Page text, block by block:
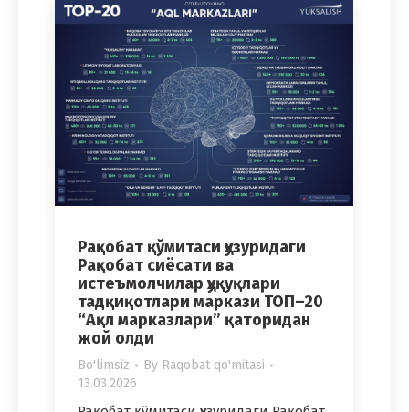
Рақобат қўмитаси ҳузуридаги
Рақобат сиёсати ва
истеъмолчилар ҳуқуқлари
тадқиқотлари маркази ТОП–20
“Ақл марказлари” қаторидан
жой олди
Bo'limsiz By Raqobat qo'mitasi
13.03.2026